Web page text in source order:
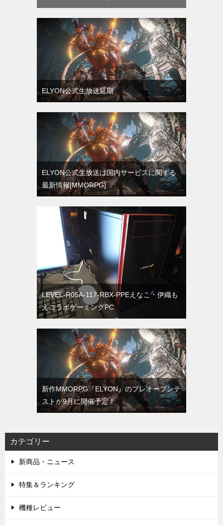
ELYON公式生放送延期
ELYON公式生放送は国内サービスに関する
最新情報[MMORPG]
LEVEL-R05A-117-RBX-PPEえなこ・伊織も
えコラボゲーミングPC
新作MMORPG『ELYON』のプレオープンテ
ストが9月に開催予定！
カテゴリー
新商品・ニュース
特集＆ランキング
機種レビュー